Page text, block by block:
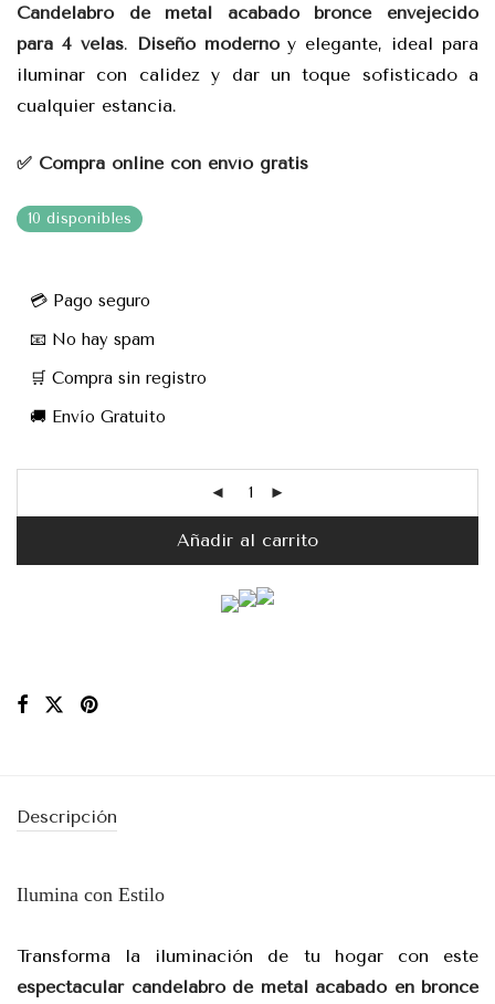
Candelabro de metal acabado bronce envejecido
para 4 velas. Diseño modernoy elegante, ideal para
iluminar con calidez y dar un toque sofisticado a
cualquier estancia.
✅ Compra online con envío gratis
10 disponibles
💳 Pago seguro
📧 No hay spam
🛒 Compra sin registro
🚚 Envío Gratuito
Añadir al carrito
Descripción
Ilumina con Estilo
Transforma la iluminación de tu hogar con este
espectacular candelabro de metal acabado en bronce